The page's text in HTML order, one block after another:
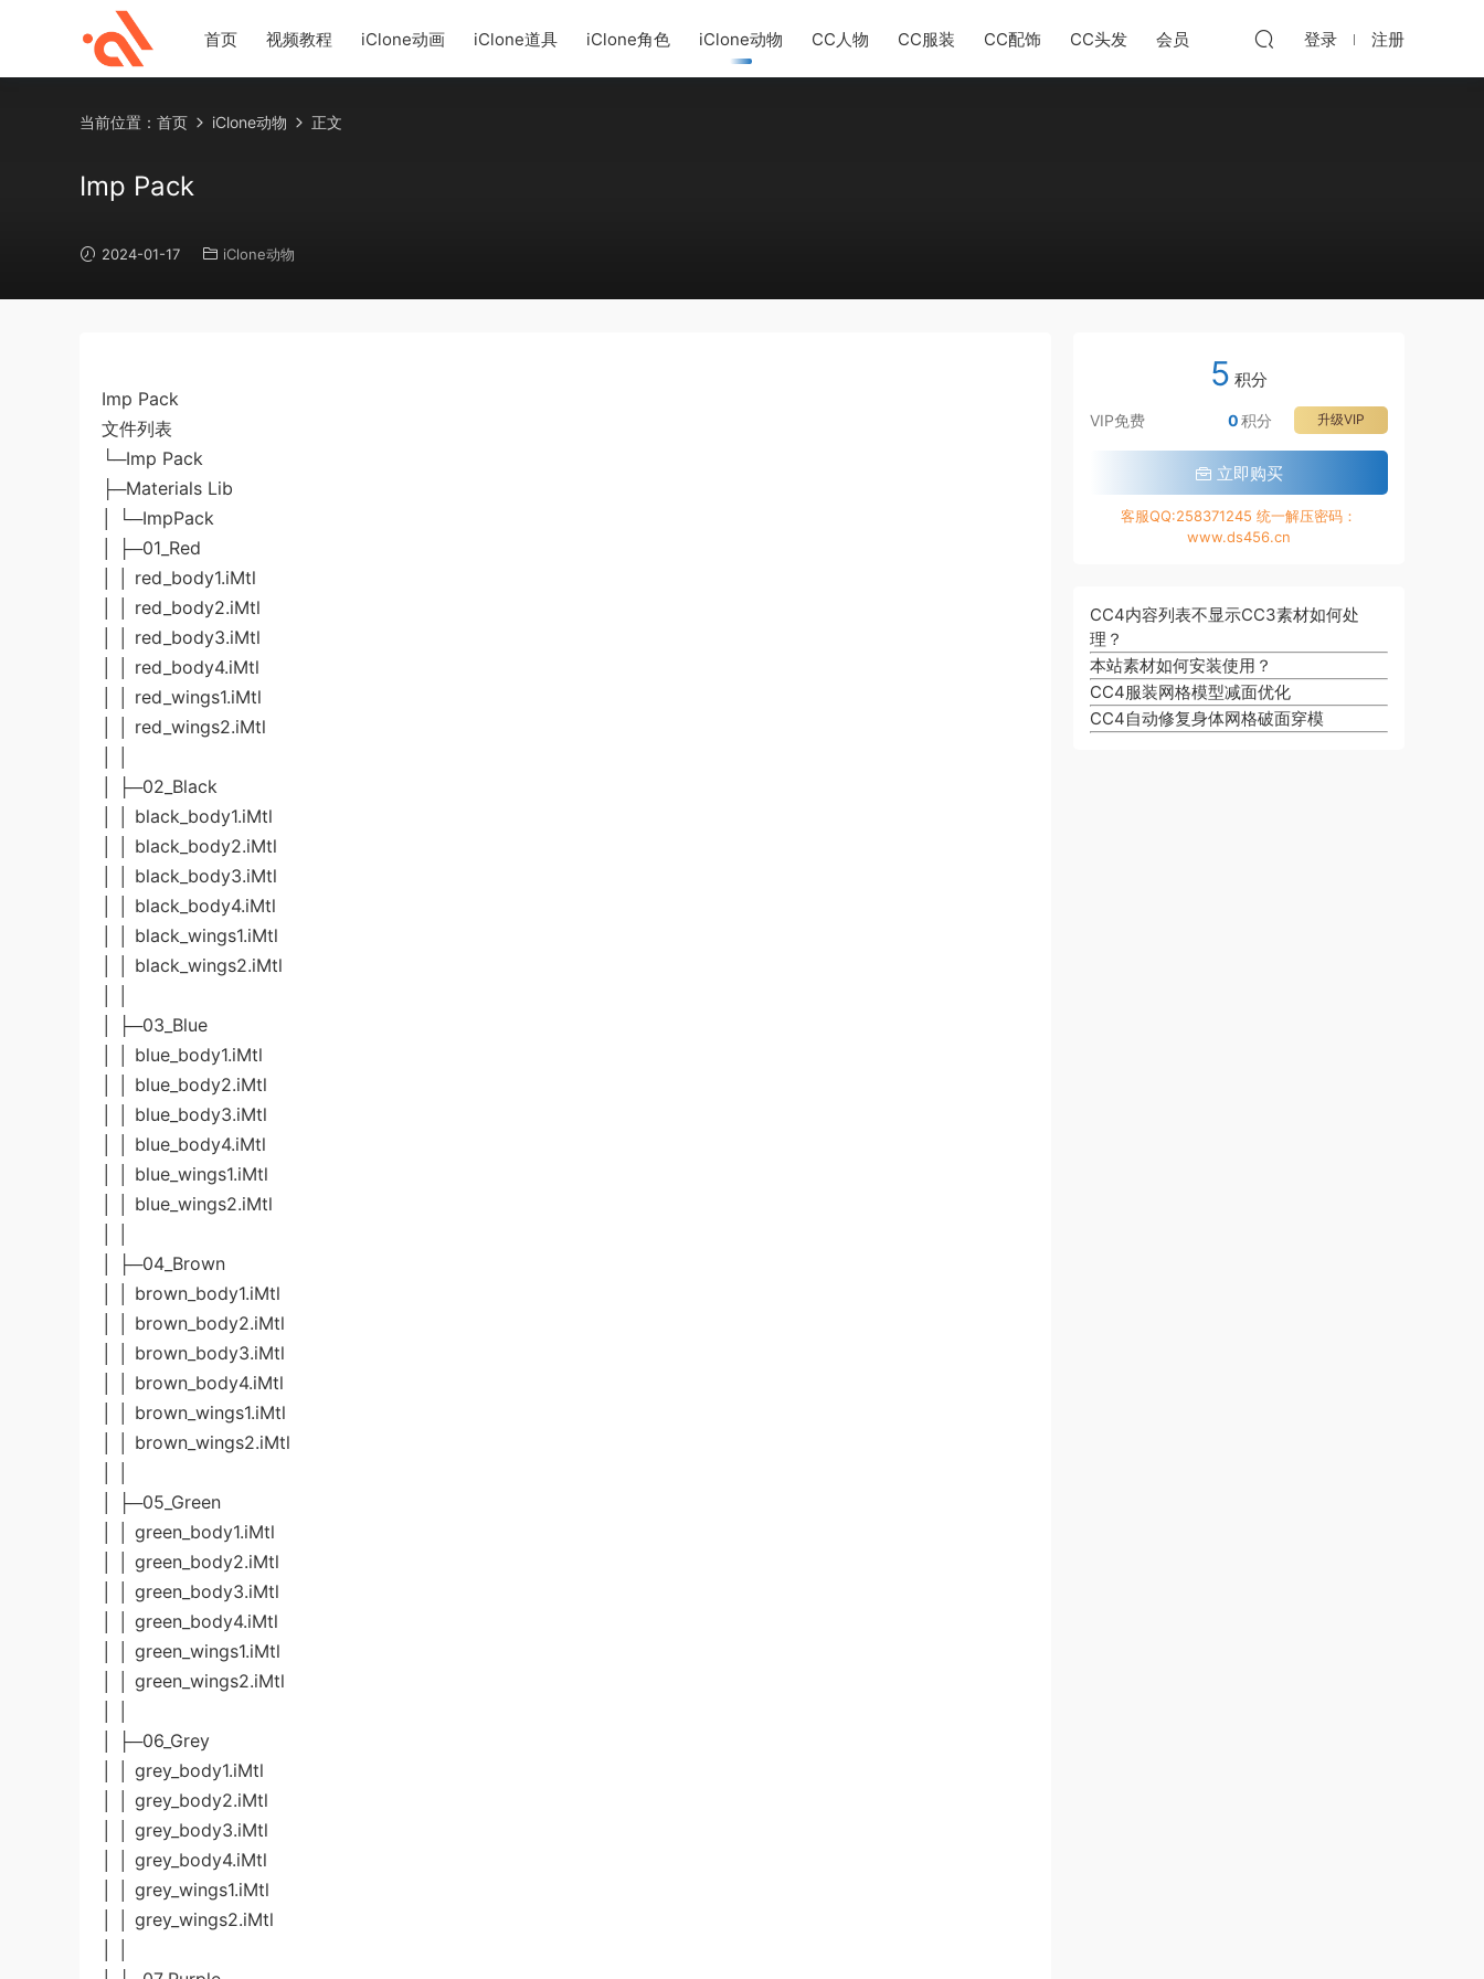
首页 视频教程 iClone动画 iClone道具 iClone角色 iClone动物 CC人物 CC服装 CC配饰 CC头发 会员 登录 注册
当前位置： 首页 iClone动物 正文
Imp Pack
2024-01-17 iClone动物
Imp Pack
文件列表
└─Imp Pack
├─Materials Lib
│ └─ImpPack
│ ├─01_Red
│ │ red_body1.iMtl
│ │ red_body2.iMtl
│ │ red_body3.iMtl
│ │ red_body4.iMtl
│ │ red_wings1.iMtl
│ │ red_wings2.iMtl
│ ├─02_Black
│ │ black_body1.iMtl
│ │ black_body2.iMtl
│ │ black_body3.iMtl
│ │ black_body4.iMtl
│ │ black_wings1.iMtl
│ │ black_wings2.iMtl
│ ├─03_Blue
│ │ blue_body1.iMtl
│ │ blue_body2.iMtl
│ │ blue_body3.iMtl
│ │ blue_body4.iMtl
│ │ blue_wings1.iMtl
│ │ blue_wings2.iMtl
│ ├─04_Brown
│ │ brown_body1.iMtl
│ │ brown_body2.iMtl
│ │ brown_body3.iMtl
│ │ brown_body4.iMtl
│ │ brown_wings1.iMtl
│ │ brown_wings2.iMtl
│ ├─05_Green
│ │ green_body1.iMtl
│ │ green_body2.iMtl
│ │ green_body3.iMtl
│ │ green_body4.iMtl
│ │ green_wings1.iMtl
│ │ green_wings2.iMtl
│ ├─06_Grey
│ │ grey_body1.iMtl
│ │ grey_body2.iMtl
│ │ grey_body3.iMtl
│ │ grey_body4.iMtl
│ │ grey_wings1.iMtl
│ │ grey_wings2.iMtl
5 积分
VIP免费 升级VIP
0积分
立即购买
客服QQ:258371245 统一解压密码：
www.ds456.cn
CC4内容列表不显示CC3素材如何处
理？
本站素材如何安装使用？
CC4服装网格模型减面优化
CC4自动修复身体网格破面穿模